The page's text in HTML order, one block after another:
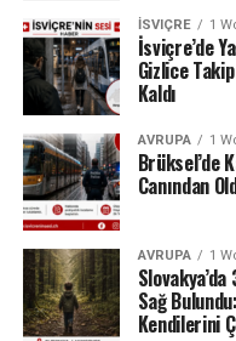
metreküp olarak
nedeniyle göldeki
Lac des Brenets daha
dönemlerinde benzer
yazında su seviyesi
Ren Şelalesi’ndeki son
yağış eksikliğinin nehir
gözler önüne seriyor.
Kaynak: BAFU / BRK
İSVIÇRE 1
İsviçre’de
Gizlice
Kaldı
AVRUPA 1
Brüksel’de
Canından
AVRUPA 1
Sağ
Kendilerini